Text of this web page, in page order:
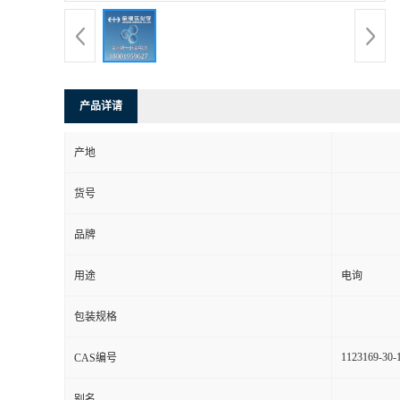
产品详请
产地
货号
品牌
用途 电询
包装规格
CAS编号 1123169-30-